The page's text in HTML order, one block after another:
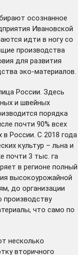
осознанное
Ивановской
идти в ногу со
производства
для развития
эко-материалов.
России. Здесь
и швейных
порядка
почти 90% всех
России. С 2018 года
культур – льна и
почти 3 тыс. га
в регионе полный
высокоурожайной
до организации
производству
что само по
несколько
вторичного